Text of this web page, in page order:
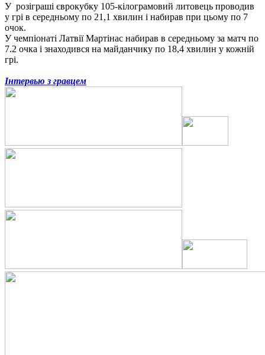
У розіграші єврокубку 105-кілограмовий литовець проводив
у грі в середньому по 21,1 хвилин і набирав при цьому по 7
очок.
У чемпіонаті Латвії Мартінас набирав в середньому за матч по
7.2 очка і знаходився на майданчику по 18,4 хвилин у кожній
грі.
Інтервью з гравцем